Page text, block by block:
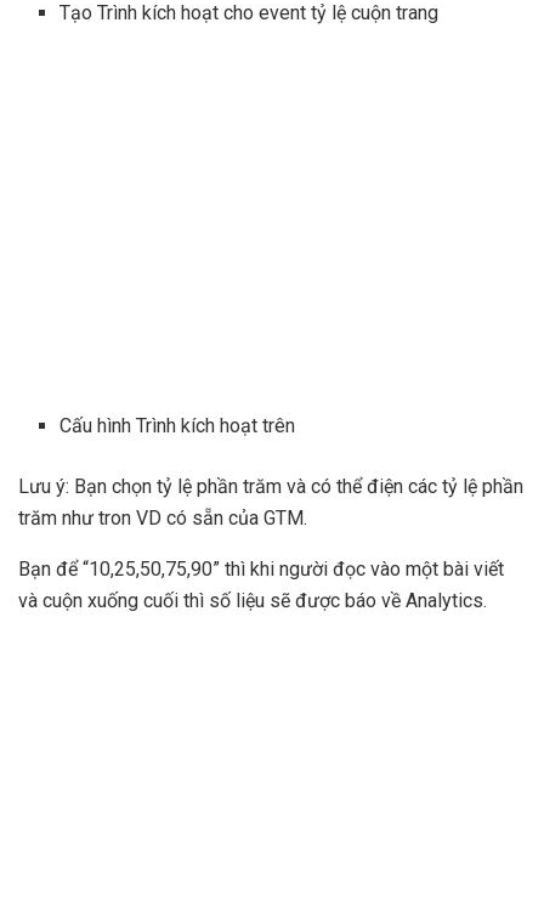
Tạo Trình kích hoạt cho event tỷ lệ cuộn trang
Cấu hình Trình kích hoạt trên
Lưu ý: Bạn chọn tỷ lệ phần trăm và có thể điện các tỷ lệ phần
trăm như tron VD có sẵn của GTM.
Bạn để “10,25,50,75,90” thì khi người đọc vào một bài viết
và cuộn xuống cuối thì số liệu sẽ được báo về Analytics.